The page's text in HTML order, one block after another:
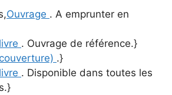
Ouvrage . A emprunter en
. Ouvrage de référence.}
.}
. Disponible dans toutes les